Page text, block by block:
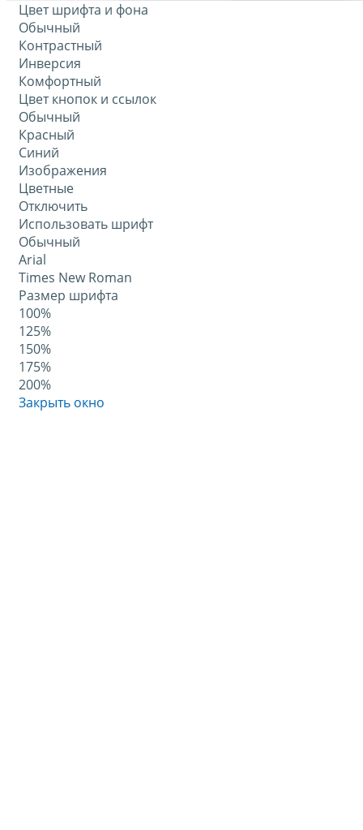
Цвет шрифта и фона
Обычный
Контрастный
Инверсия
Комфортный
Цвет кнопок и ссылок
Обычный
Красный
Синий
Изображения
Цветные
Отключить
Использовать шрифт
Обычный
Arial
Times New Roman
Размер шрифта
100%
125%
150%
175%
200%
Закрыть окно